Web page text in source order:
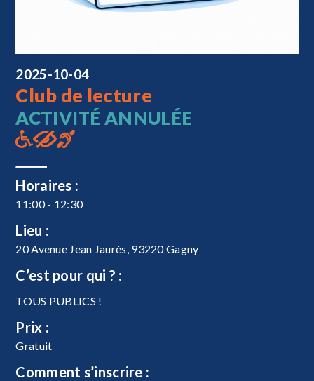
2025-10-04
Club de lecture
ACTIVITÉ ANNULÉE
Horaires :
11:00 - 12:30
Lieu :
20 Avenue Jean Jaurès, 93220 Gagny
C’est pour qui ? :
TOUS PUBLICS !
Prix :
Gratuit
Comment s’inscrire :